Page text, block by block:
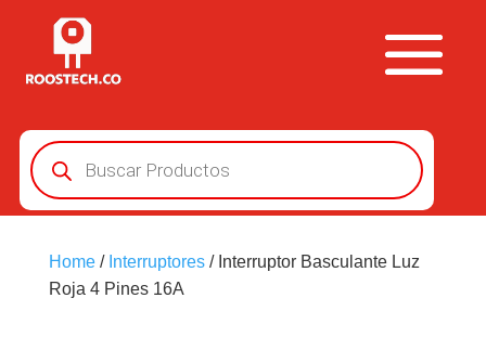
Búsqueda
de
productos
Home/ Interruptores/ Interruptor Basculante Luz
Roja 4 Pines 16A